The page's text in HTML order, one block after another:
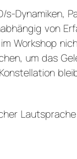
Dynamiken,
von
Workshop
um das